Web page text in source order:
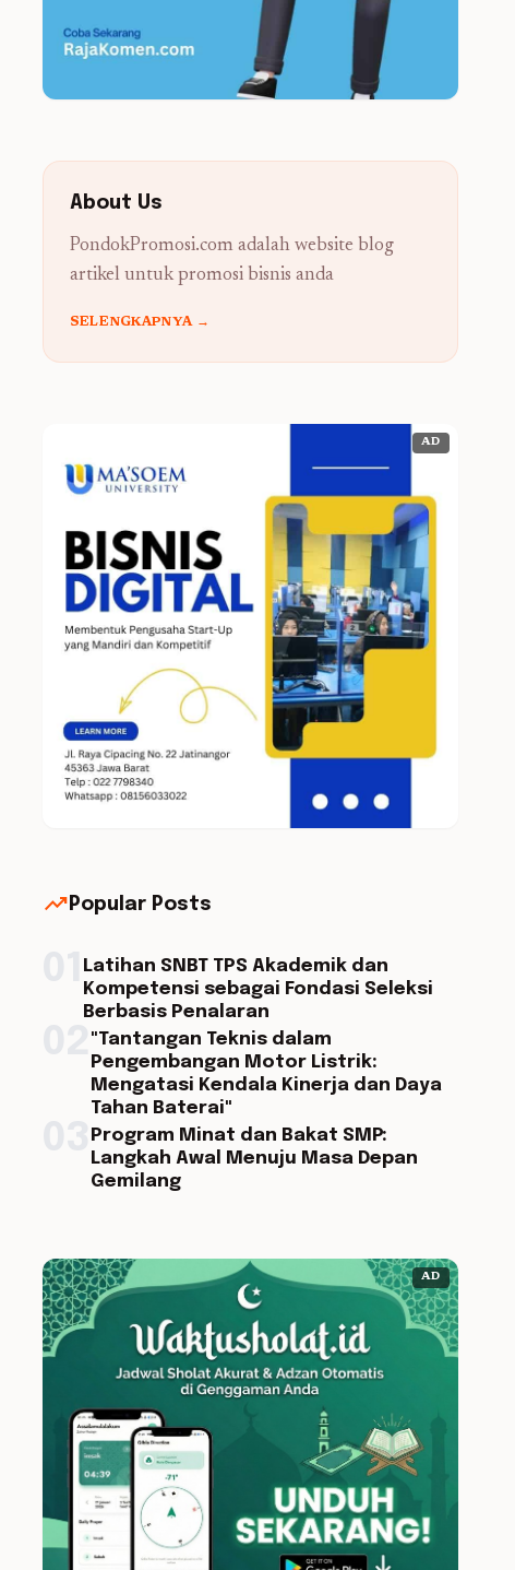
About Us
PondokPromosi.com adalah website blog
artikel untuk promosi bisnis anda
SELENGKAPNYA →
AD
trending_up Popular Posts
Latihan SNBT TPS Akademik dan
Kompetensi sebagai Fondasi Seleksi
Berbasis Penalaran
"Tantangan Teknis dalam
Pengembangan Motor Listrik:
Mengatasi Kendala Kinerja dan Daya
Tahan Baterai"
Program Minat dan Bakat SMP:
Langkah Awal Menuju Masa Depan
Gemilang
AD